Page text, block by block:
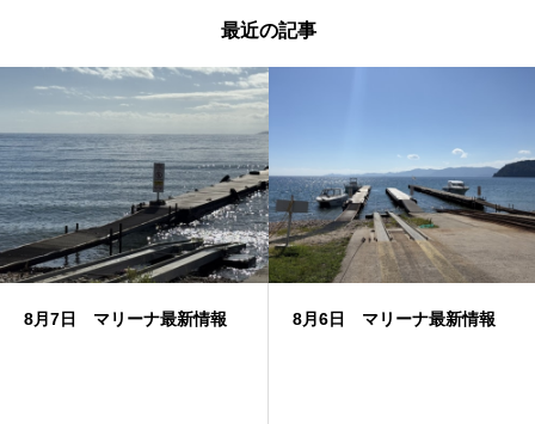
最近の記事
8月7日 マリーナ最新情報 8月6日 マリーナ最新情報